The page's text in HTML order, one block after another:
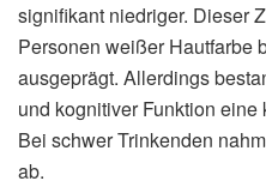
signifikant niedriger. Dieser
Personen weißer Hautfarbe
ausgeprägt. Allerdings
und kognitiver Funktion
Bei schwer Trinkenden
ab.